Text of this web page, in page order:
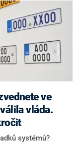
ve
vláda.
systémů?